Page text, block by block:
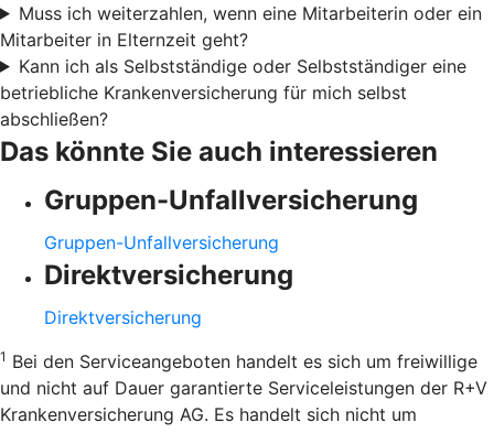
Muss ich weiterzahlen, wenn eine Mitarbeiterin oder ein
Mitarbeiter in Elternzeit geht?
Kann ich als Selbstständige oder Selbstständiger eine
betriebliche Krankenversicherung für mich selbst
abschließen?
Das könnte Sie auch interessieren
Gruppen-Unfallversicherung
Gruppen-Unfallversicherung
Direktversicherung
Direktversicherung
1 Bei den Serviceangeboten handelt es sich um freiwillige
und nicht auf Dauer garantierte Serviceleistungen der R+V
Krankenversicherung AG. Es handelt sich nicht um